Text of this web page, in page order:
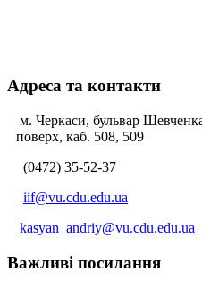
Адреса та контакти
м. Черкаси, бульвар
поверх, каб. 508, 509
(0472) 35-52-37
iif@vu.cdu.edu.ua
kasyan_andriy@vu.cdu.edu.ua
Важливі посилання